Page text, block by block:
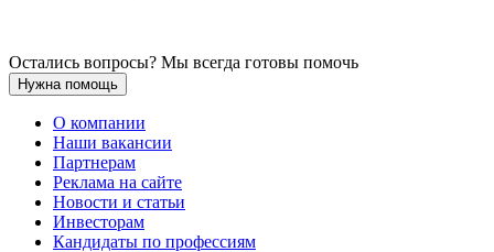
Остались вопросы? Мы всегда готовы помочь
Нужна помощь
О компании
Наши вакансии
Партнерам
Реклама на сайте
Новости и статьи
Инвесторам
Кандидаты по профессиям